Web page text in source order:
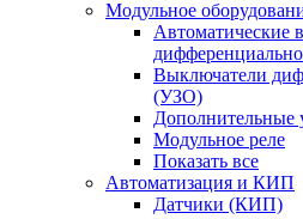
Модульное
Автоматические
Выключатели
(УЗО)
Дополнительные
Модульное реле
Показать все
Автоматизация и КИП
Датчики (КИП)